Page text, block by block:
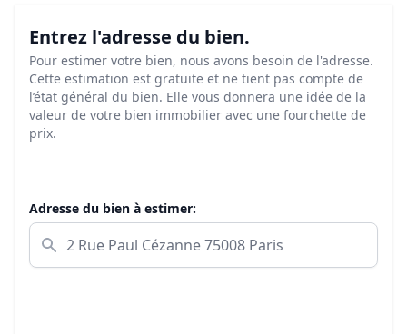
Entrez l'adresse du bien.
Pour estimer votre bien, nous avons besoin de l'adresse.
Cette estimation est gratuite et ne tient pas compte de
l’état général du bien. Elle vous donnera une idée de la
valeur de votre bien immobilier avec une fourchette de
prix.
Adresse du bien à estimer: